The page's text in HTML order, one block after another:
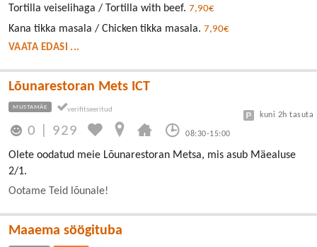
Tortilla veiselihaga / Tortilla with beef. 7,90€
Kana tikka masala / Chicken tikka masala. 7,90€
VAATA EDASI ...
Lõunarestoran Mets ICT
MUSTAMÄE
0 929 08:30-15:00
kuni 2h tasuta
Olete oodatud meie Lõunarestoran Metsa, mis asub Mäealuse
2/1.
Ootame Teid lõunale!
Maaema söögituba